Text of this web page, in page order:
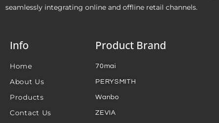
seamlessly integrating online and offline retail channels.
Info
Home
About Us
Products
Contact Us
Product Brand
70mai
PERYSMITH
Wanbo
ZEVIA